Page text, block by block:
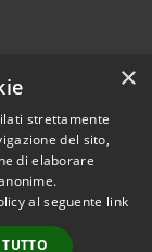
2026 • Comune di
• Powered by
• Accesso
×
strettamente
del sito,
di elaborare
al seguente link